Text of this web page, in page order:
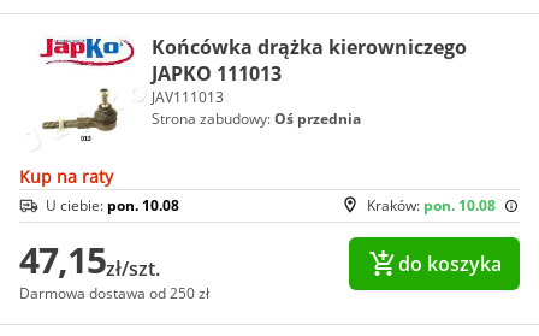
Końcówka drążka kierowniczego
JAPKO 111013
JAV111013
Strona zabudowy:Oś przednia
Kup na raty
Kraków: pon. 10.08
U ciebie: pon. 10.08
47,15zł/szt.
Darmowa dostawa od 250 zł
do koszyka